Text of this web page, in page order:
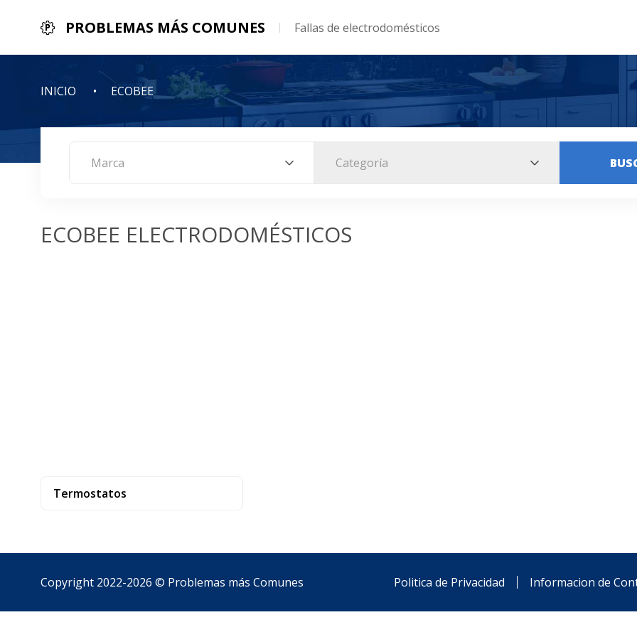
PROBLEMAS MÁS COMUNES Fallas de electrodomésticos
INICIO ECOBEE
Marca Categoría
ECOBEE ELECTRODOMÉSTICOS
Termostatos
Copyright 2022-2026 © Problemas más Comunes Politica de Privacidad Informacion de